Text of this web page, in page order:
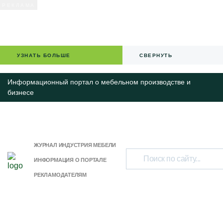
УЗНАТЬ БОЛЬШЕ СВЕРНУТЬ
Информационный портал о мебельном производстве и
бизнесе
ЖУРНАЛ ИНДУСТРИЯ МЕБЕЛИ
ИНФОРМАЦИЯ О ПОРТАЛЕ
РЕКЛАМОДАТЕЛЯМ